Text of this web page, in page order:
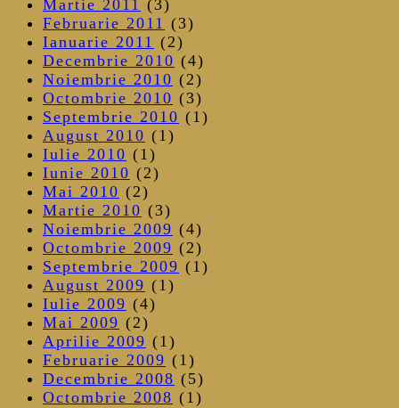
Martie 2011 (3)
Februarie 2011 (3)
Ianuarie 2011 (2)
Decembrie 2010 (4)
Noiembrie 2010 (2)
Octombrie 2010 (3)
Septembrie 2010 (1)
August 2010 (1)
Iulie 2010 (1)
Iunie 2010 (2)
Mai 2010 (2)
Martie 2010 (3)
Noiembrie 2009 (4)
Octombrie 2009 (2)
Septembrie 2009 (1)
August 2009 (1)
Iulie 2009 (4)
Mai 2009 (2)
Aprilie 2009 (1)
Februarie 2009 (1)
Decembrie 2008 (5)
Octombrie 2008 (1)